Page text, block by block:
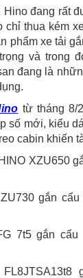
đang rất
chỉ thua kém
phẩm xe tải
và trong
đang là
từ tháng 8/
số mới, kiểu
cabin khiến
XZU650
gắn
7t5 gắn cẩu